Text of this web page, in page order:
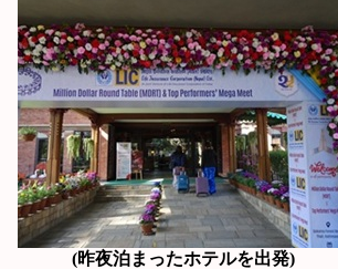
(昨夜泊まったホテルを出発)